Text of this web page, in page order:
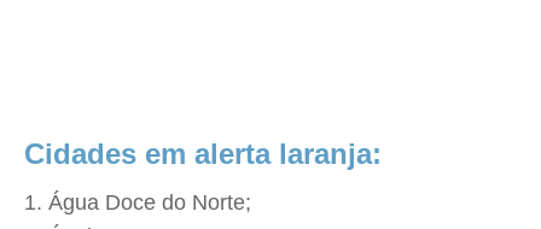
Cidades em alerta laranja:
Água Doce do Norte;